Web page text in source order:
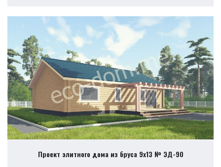
Проект элитного дома из бруса 9х13 № ЭД-90